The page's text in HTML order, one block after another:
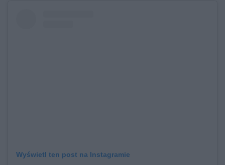
Wyświetl ten post na Instagramie